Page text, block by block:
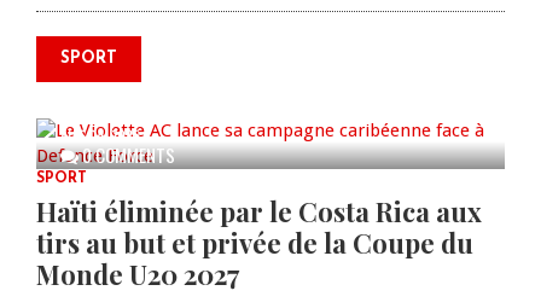
SPORT
0 COMMENTS
Le Violette AC lance sa campagne
AUG 04, 2026
SPORT
Haïti éliminée par le Costa Rica aux
tirs au but et privée de la Coupe du
Monde U20 2027